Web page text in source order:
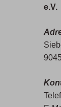
e.V.